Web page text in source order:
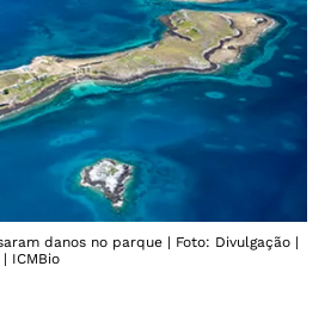
danos no parque | Foto: Divulgação |
ICMBio